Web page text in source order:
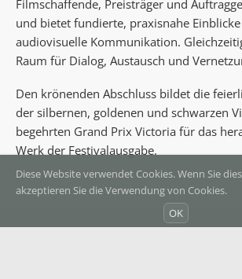
Filmschaffende, Preisträger und
und bietet fundierte, praxisnahe
audiovisuelle Kommunikation.
Raum für Dialog, Austausch und
Den krönenden Abschluss bildet die
der silbernen, goldenen und schwarzen
begehrten Grand Prix Victoria für das
Werk der Festivalausgabe.
Diese Website verwendet Cookies. Wenn Sie
akzeptieren Sie die Verwendung von Cookies.
OK